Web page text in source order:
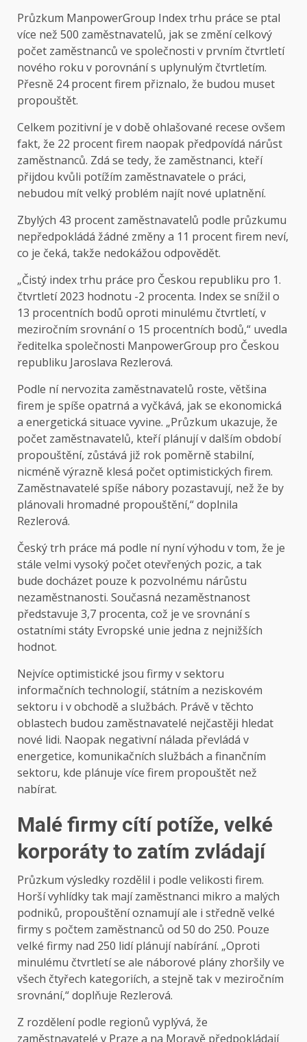
Průzkum ManpowerGroup Index trhu práce se ptal
více než 500 zaměstnavatelů, jak se změní celkový
počet zaměstnanců ve společnosti v prvním čtvrtletí
nového roku v porovnání s uplynulým čtvrtletím.
Přesně 24 procent firem přiznalo, že budou muset
propouštět.
Celkem pozitivní je v době ohlašované recese ovšem
fakt, že 22 procent firem naopak předpovídá nárůst
zaměstnanců. Zdá se tedy, že zaměstnanci, kteří
přijdou kvůli potížím zaměstnavatele o práci,
nebudou mít velký problém najít nové uplatnění.
Zbylých 43 procent zaměstnavatelů podle průzkumu
nepředpokládá žádné změny a 11 procent firem neví,
co je čeká, takže nedokážou odpovědět.
„Čistý index trhu práce pro Českou republiku pro 1.
čtvrtletí 2023 hodnotu -2 procenta. Index se snížil o
13 procentních bodů oproti minulému čtvrtletí, v
meziročním srovnání o 15 procentních bodů,“ uvedla
ředitelka společnosti ManpowerGroup pro Českou
republiku Jaroslava Rezlerová.
Podle ní nervozita zaměstnavatelů roste, většina
firem je spíše opatrná a vyčkává, jak se ekonomická
a energetická situace vyvine. „Průzkum ukazuje, že
počet zaměstnavatelů, kteří plánují v dalším období
propouštění, zůstává již rok poměrně stabilní,
nicméně výrazně klesá počet optimistických firem.
Zaměstnavatelé spíše nábory pozastavují, než že by
plánovali hromadné propouštění,“ doplnila
Rezlerová.
Český trh práce má podle ní nyní výhodu v tom, že je
stále velmi vysoký počet otevřených pozic, a tak
bude docházet pouze k pozvolnému nárůstu
nezaměstnanosti. Současná nezaměstnanost
představuje 3,7 procenta, což je ve srovnání s
ostatními státy Evropské unie jedna z nejnižších
hodnot.
Nejvíce optimistické jsou firmy v sektoru
informačních technologií, státním a neziskovém
sektoru i v obchodě a službách. Právě v těchto
oblastech budou zaměstnavatelé nejčastěji hledat
nové lidi. Naopak negativní nálada převládá v
energetice, komunikačních službách a finančním
sektoru, kde plánuje více firem propouštět než
nabírat.
Malé firmy cítí potíže, velké
korporáty to zatím zvládají
Průzkum výsledky rozdělil i podle velikosti firem.
Horší vyhlídky tak mají zaměstnanci mikro a malých
podniků, propouštění oznamují ale i středně velké
firmy s počtem zaměstnanců od 50 do 250. Pouze
velké firmy nad 250 lidí plánují nabírání. „Oproti
minulému čtvrtletí se ale náborové plány zhoršily ve
všech čtyřech kategoriích, a stejně tak v meziročním
srovnání,“ doplňuje Rezlerová.
Z rozdělení podle regionů vyplývá, že
zaměstnavatelé v Praze a na Moravě předpokládají